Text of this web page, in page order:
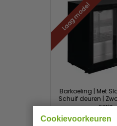
Cookievoorkeuren
Laag model
Barkoeling | Met
Schuif deuren |
serie
Polar